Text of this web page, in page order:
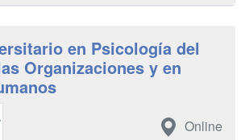
en Psicología del
Organizaciones y en
Online